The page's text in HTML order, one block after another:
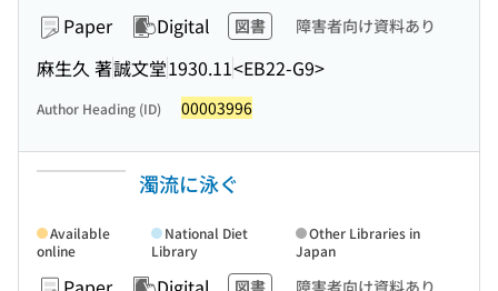
Paper Digital 図書 障害者向け資料あり
麻生久 著誠文堂1930.11<EB22-G9>
Author Heading (ID) 00003996
濁流に泳ぐ
図書 障害者向け資料あり
Available
online
National Diet
Library
Other Libraries in
Japan